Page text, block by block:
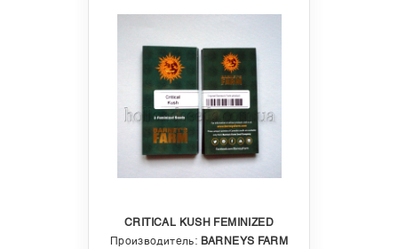
CRITICAL KUSH FEMINIZED
Производитель: BARNEYS FARM